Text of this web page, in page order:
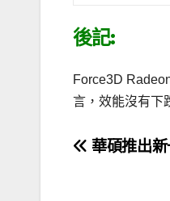
後記:
Force3D
言，效能沒有下
文華碩推出